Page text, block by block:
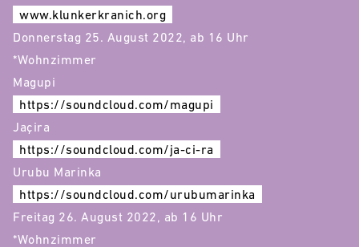
www.klunkerkranich.org
Donnerstag 25. August 2022, ab 16 Uhr
*Wohnzimmer
Magupi
https://soundcloud.com/magupi
Jaçira
https://soundcloud.com/ja-ci-ra
Urubu Marinka
https://soundcloud.com/urubumarinka
Freitag 26. August 2022, ab 16 Uhr
*Wohnzimmer